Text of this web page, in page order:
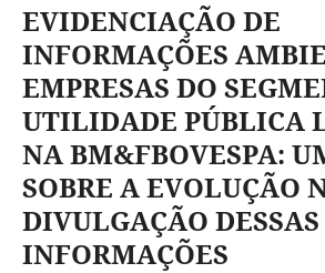
EVIDENCIAÇÃO DE
INFORMAÇÕES
EMPRESAS DO
UTILIDADE PÚBLICA
NA BM&FBOVESPA:
SOBRE A EVOLUÇÃO
DIVULGAÇÃO DESSAS
INFORMAÇÕES